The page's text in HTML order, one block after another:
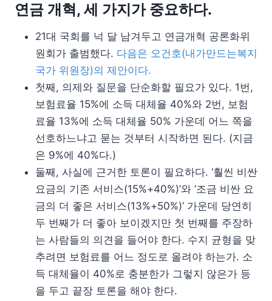
연금 개혁, 세 가지가 중요하다.
21대 국회를 넉 달 남겨두고 연금개혁 공론화위
원회가 출범했다. 다음은 오건호(내가만드는복지
국가 위원장)의 제안이다.
첫째, 의제와 질문을 단순화할 필요가 있다. 1번,
보험료율 15%에 소득 대체율 40%와 2번, 보험
료율 13%에 소득 대체율 50% 가운데 어느 쪽을
선호하느냐고 묻는 것부터 시작하면 된다. (지금
은 9%에 40%다.)
둘째, 사실에 근거한 토론이 필요하다. ‘훨씬 비싼
요금의 기존 서비스(15%+40%)’와 ‘조금 비싼 요
금의 더 좋은 서비스(13%+50%)’ 가운데 당연히
두 번째가 더 좋아 보이겠지만 첫 번째를 주장하
는 사람들의 의견을 들어야 한다. 수지 균형을 맞
추려면 보험료를 어느 정도로 올려야 하는가. 소
득 대체율이 40%로 충분한가 그렇지 않은가 등
을 두고 끝장 토론을 해야 한다.